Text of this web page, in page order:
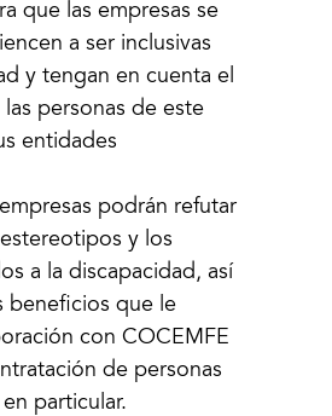
que las empresas se
a ser inclusivas
y tengan en cuenta el
personas de este
entidades
podrán refutar
y los
a la discapacidad, así
beneficios que le
con COCEMFE
de personas
particular.